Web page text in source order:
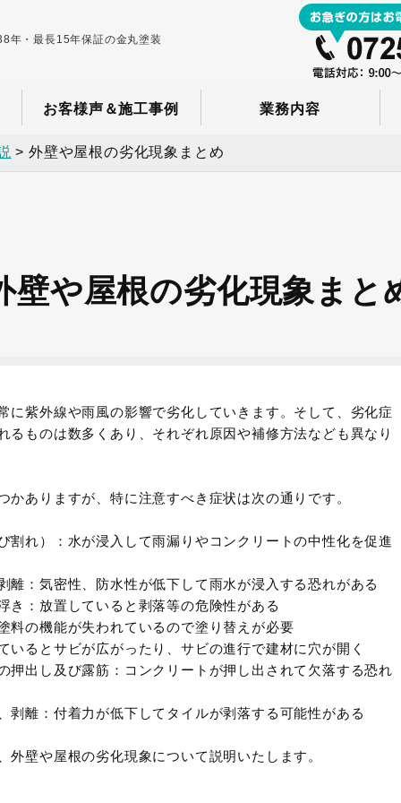
年・最長15年保証の金丸塗装
お客様声＆施工事例 業務内容
>外壁や屋根の劣化現象まとめ
壁や屋根の劣化現象まと
に紫外線や雨風の影響で劣化していきます。そして、劣化症
るものは数多くあり、それぞれ原因や補修方法なども異なり
かありますが、特に注意すべき症状は次の通りです。
割れ）：水が浸入して雨漏りやコンクリートの中性化を促進
離：気密性、防水性が低下して雨水が浸入する恐れがある
き：放置していると剥落等の危険性がある
料の機能が失われているので塗り替えが必要
いるとサビが広がったり、サビの進行で建材に穴が開く
押出し及び露筋：コンクリートが押し出されて欠落する恐れ
剥離：付着力が低下してタイルが剥落する可能性がある
外壁や屋根の劣化現象について説明いたします。